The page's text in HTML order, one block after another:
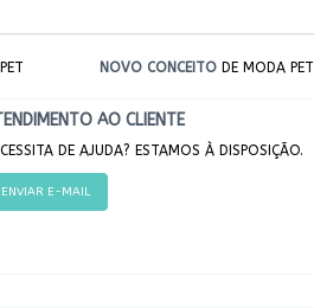
NOVO CONCEITO DE MODA PET
AO CLIENTE
DE AJUDA? ESTAMOS À DISPOSIÇÃO.
ENVIAR E-MAIL